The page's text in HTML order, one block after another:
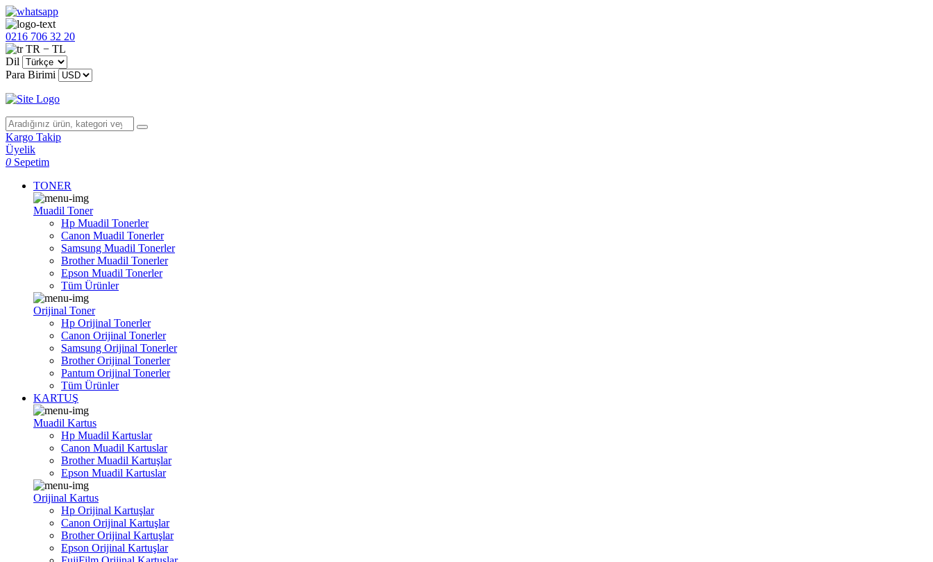
0216 706 32 20
TR − TL
Dil
Para Birimi
Kargo Takip
Üyelik
0 Sepetim
TONER
Muadil Toner
Hp Muadil Tonerler
Canon Muadil Tonerler
Samsung Muadil Tonerler
Brother Muadil Tonerler
Epson Muadil Tonerler
Tüm Ürünler
Orijinal Toner
Hp Orijinal Tonerler
Canon Orijinal Tonerler
Samsung Orijinal Tonerler
Brother Orijinal Tonerler
Pantum Orijinal Tonerler
Tüm Ürünler
KARTUŞ
Muadil Kartus
Hp Muadil Kartuslar
Canon Muadil Kartuslar
Brother Muadil Kartuşlar
Epson Muadil Kartuslar
Orijinal Kartus
Hp Orijinal Kartuşlar
Canon Orijinal Kartuşlar
Brother Orijinal Kartuşlar
Epson Orijinal Kartuşlar